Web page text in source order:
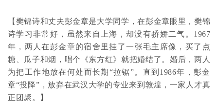
【樊锦诗和丈夫彭金章是大学同学，在彭金章眼里，樊锦
诗学习非常好，虽然来自上海，却没有骄娇二气。1967
年，两人在彭金章的宿舍里挂了一张毛主席像，买了点
糖、瓜子和烟，唱个《东方红》就把婚结了。婚后，两人
为把工作地放在何处而长期“拉锯”。直到1986年，彭金
章“投降”，放弃在武汉大学的专业来到敦煌，一家人才真
正团聚。】